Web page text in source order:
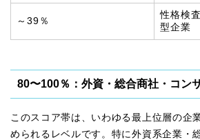
～39％
性格検
型企業
80〜100％：外資・総合商社・コン
このスコア帯は、いわゆる最上位層の企
められるレベルです。特に外資系企業・